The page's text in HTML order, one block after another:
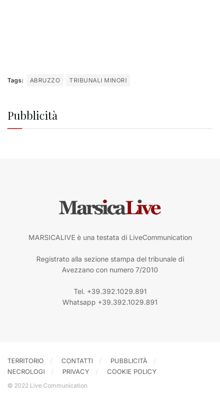
Tags: ABRUZZO TRIBUNALI MINORI
Pubblicità
MARSICALIVE è una testata di LiveCommunication
Registrato alla sezione stampa del tribunale di
Avezzano con numero 7/2010
Tel. +39.392.1029.891
Whatsapp +39.392.1029.891
TERRITORIO CONTATTI
PUBBLICITÀ
NECROLOGI
PRIVACY COOKIE POLICY
© 2022 Live Communication